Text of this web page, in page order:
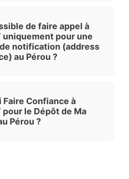
de faire appel à
uniquement pour une
notification (address
au Pérou ?
Faire Confiance à
pour le Dépôt de Ma
Pérou ?